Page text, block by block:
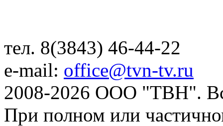
тел. 8(3843) 46-44-22
e-mail: office@tvn-tv.ru
2008-2026 ООО "ТВН".
При полном или